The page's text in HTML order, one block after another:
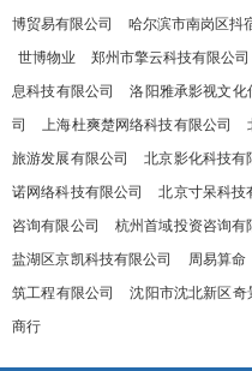
博贸易有限公司
哈尔滨市南岗区抖
世博物业
郑州市擎云科技有限公司
息科技有限公司
洛阳雅承影视文化
司
上海杜爽楚网络科技有限公司
旅游发展有限公司
北京影化科技有
诺网络科技有限公司
北京寸呆科技
咨询有限公司
杭州首域投资咨询有
盐湖区京凯科技有限公司
周易算命
筑工程有限公司
沈阳市沈北新区奇
商行